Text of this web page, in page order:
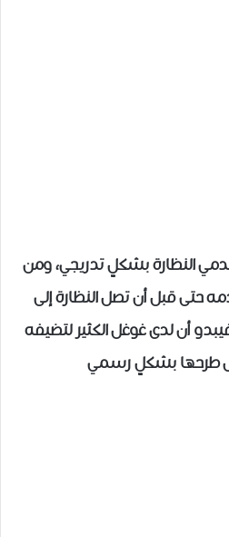
النظارة بشكلٍ تدريجي، ومن
حتى قبل أن تصل النظارة إلى
أن لدى غوغل الكثير لتضيفه
طرحها بشكلٍ رسمي